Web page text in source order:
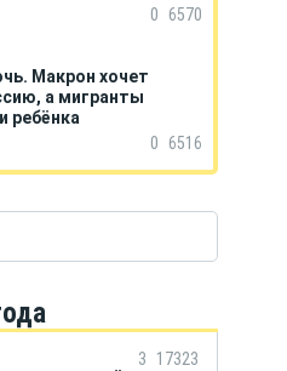
0
6570
Макрон хочет
а мигранты
ребёнка
0 6516
3
17323